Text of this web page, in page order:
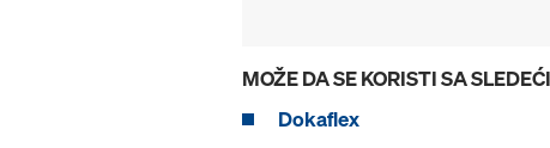
MOŽE DA SE KORISTI SA
Dokaflex